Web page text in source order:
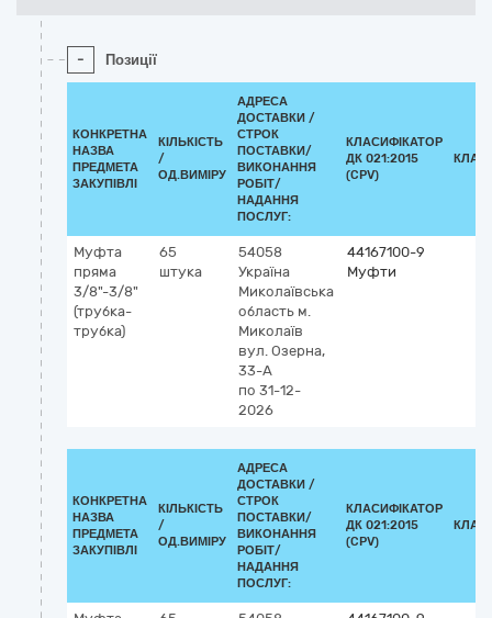
- Позиції
КОНКРЕТНА
НАЗВА
ПРЕДМЕТА
ЗАКУПІВЛІ
КІЛЬКІСТЬ
/
ОД.ВИМІРУ
АДРЕСА
ДОСТАВКИ /
СТРОК
ПОСТАВКИ/
ВИКОНАННЯ
РОБІТ/
НАДАННЯ
ПОСЛУГ:
КЛАСИФІКАТОР
ДК 021:2015
(CPV)
Муфта
пряма
3/8"-3/8"
(трубка-
трубка)
65
штука
54058
Україна
Миколаївська
область м.
Миколаїв
вул. Озерна,
33-А
по 31-12-
2026
44167100-9
Муфти
КОНКРЕТНА
НАЗВА
ПРЕДМЕТА
ЗАКУПІВЛІ
КІЛЬКІСТЬ
/
ОД.ВИМІРУ
АДРЕСА
ДОСТАВКИ /
СТРОК
ПОСТАВКИ/
ВИКОНАННЯ
РОБІТ/
НАДАННЯ
ПОСЛУГ:
КЛАСИФІКАТОР
ДК 021:2015
(CPV)